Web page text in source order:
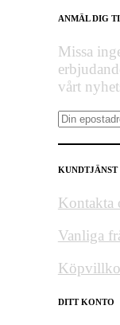
ANMÄL DIG
Missa
vårt
KUNDTJÄNST
Kontakta
Vanliga
DITT KONTO